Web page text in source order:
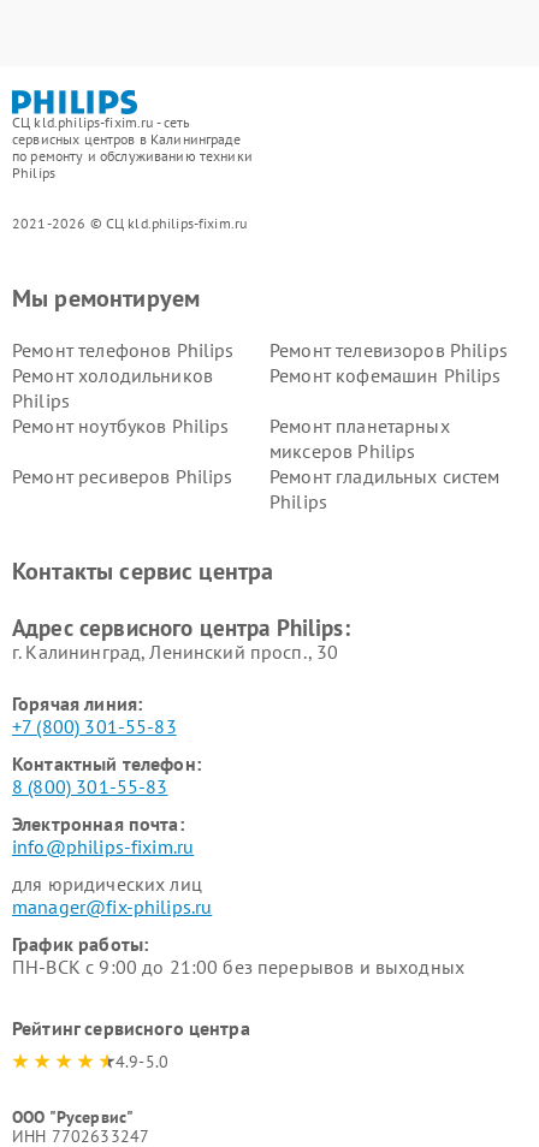
СЦ kld.philips-fixim.ru - сеть
сервисных центров в Калининграде
по ремонту и обслуживанию техники
Philips
2021-2026 © СЦ kld.philips-fixim.ru
Мы ремонтируем
Ремонт телефонов Philips
Ремонт телевизоров Philips
Ремонт холодильников
Philips
Ремонт кофемашин Philips
Ремонт ноутбуков Philips
Ремонт планетарных
миксеров Philips
Ремонт ресиверов Philips
Ремонт гладильных систем
Philips
Ремонт стиральных машин
Ремонт увлажнителей
Контакты сервис центра
Адрес сервисного центра Philips:
г. Калининград, Ленинский просп., 30
Горячая линия:
+7 (800) 301-55-83
Контактный телефон:
8 (800) 301-55-83
Электронная почта:
info@philips-fixim.ru
для юридических лиц
manager@fix-philips.ru
График работы:
ПН-ВСК с 9:00 до 21:00 без перерывов и выходных
Рейтинг сервисного центра
4.9-5.0
ООО "Русервис"
ИНН 7702633247